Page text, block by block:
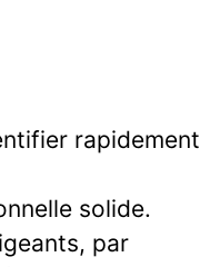
rapidement
solide.
par